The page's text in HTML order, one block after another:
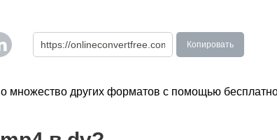
Копировать
множество других форматов с помощью